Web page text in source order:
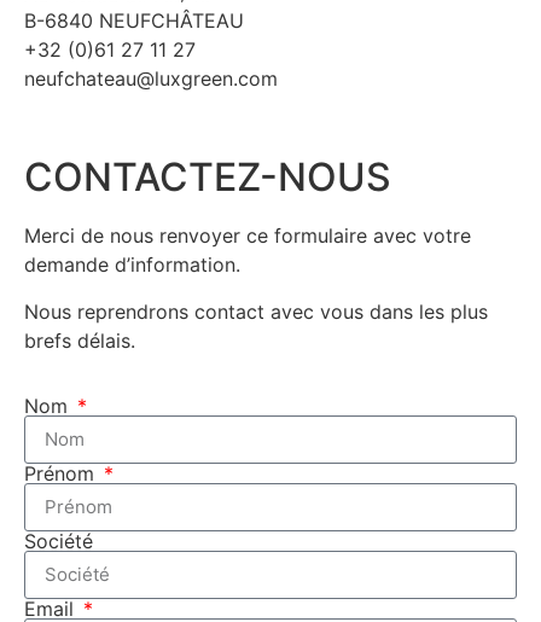
B-6840 NEUFCHÂTEAU
+32 (0)61 27 11 27
neufchateau@luxgreen.com
CONTACTEZ-NOUS
Merci de nous renvoyer ce formulaire avec votre
demande d’information.
Nous reprendrons contact avec vous dans les plus
brefs délais.
Nom
Prénom
Société
Email